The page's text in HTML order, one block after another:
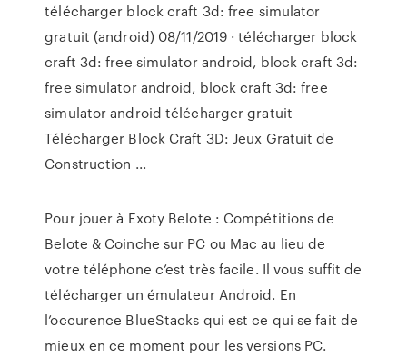
télécharger block craft 3d: free simulator
gratuit (android) 08/11/2019 · télécharger block
craft 3d: free simulator android, block craft 3d:
free simulator android, block craft 3d: free
simulator android télécharger gratuit
Télécharger Block Craft 3D: Jeux Gratuit de
Construction ...
Pour jouer à Exoty Belote : Compétitions de
Belote & Coinche sur PC ou Mac au lieu de
votre téléphone c’est très facile. Il vous suffit de
télécharger un émulateur Android. En
l’occurence BlueStacks qui est ce qui se fait de
mieux en ce moment pour les versions PC.